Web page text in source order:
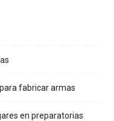
fabricar armas
en preparatorias